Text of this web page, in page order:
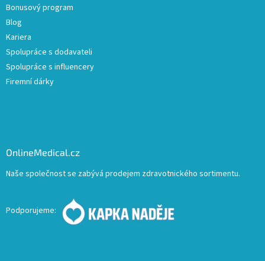
Bonusový program
Blog
Kariera
Spolupráce s dodavateli
Spolupráce s influencery
Firemní dárky
OnlineMedical.cz
Naše společnost se zabývá prodejem zdravotnického sortimentu.
Podporujeme: